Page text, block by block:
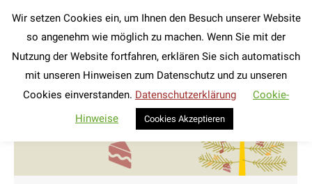
Search:
Wir setzen Cookies ein, um Ihnen den Besuch unserer Website
so angenehm wie möglich zu machen. Wenn Sie mit der
Nutzung der Website fortfahren, erklären Sie sich automatisch
mit unseren Hinweisen zum Datenschutz und zu unseren
Cookies einverstanden. Datenschutzerklärung
Cookie-
Hinweise
Cookies Akzeptieren